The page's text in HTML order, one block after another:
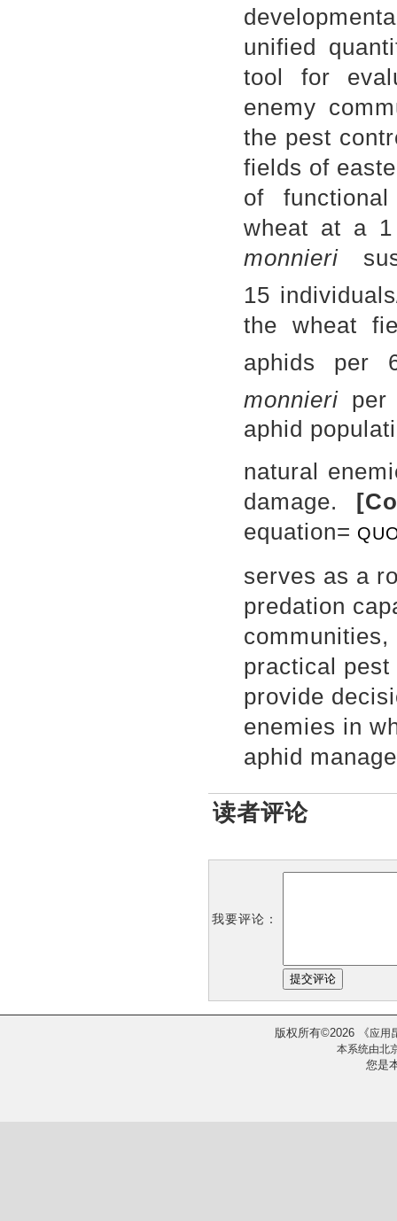
unified
tool for
enemy
the pest
fields of
of
wheat at a
monnieri
15
the wheat
aphids per
monnieri per
aphid
natural
damage.
equation=
serves as a
predation
practical
provide
enemies in
aphid
读者评论
我要评论：
版权所有©2026 《应用
本系统由北
您是